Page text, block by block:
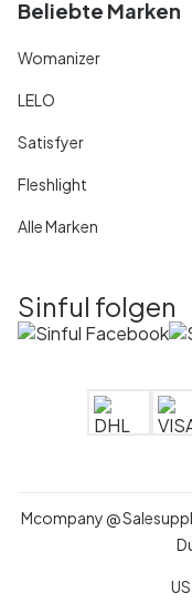
Beliebte Marken
Womanizer
LELO
Satisfyer
Fleshlight
Alle Marken
Sinful folgen
Mcompany @